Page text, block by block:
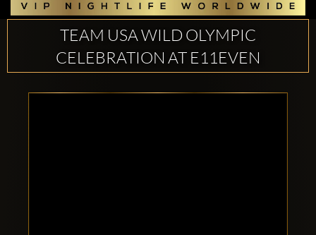
TEAM USA WILD OLYMPIC
CELEBRATION AT E11EVEN